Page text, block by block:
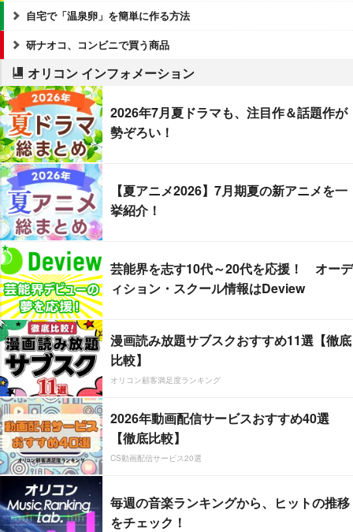
自宅で「温泉卵」を簡単に作る方法
研ナオコ、コンビニで買う商品
オリコン インフォメーション
2026年7月夏ドラマも、注目作＆話題作が
勢ぞろい！
【夏アニメ2026】7月期夏の新アニメを一
挙紹介！
芸能界を志す10代～20代を応援！ オーデ
ィション・スクール情報はDeview
漫画読み放題サブスクおすすめ11選【徹底
比較】
オリコン顧客満足度ランキング
2026年動画配信サービスおすすめ40選
【徹底比較】
CS動画配信サービス20選
毎週の音楽ランキングから、ヒットの推移
をチェック！